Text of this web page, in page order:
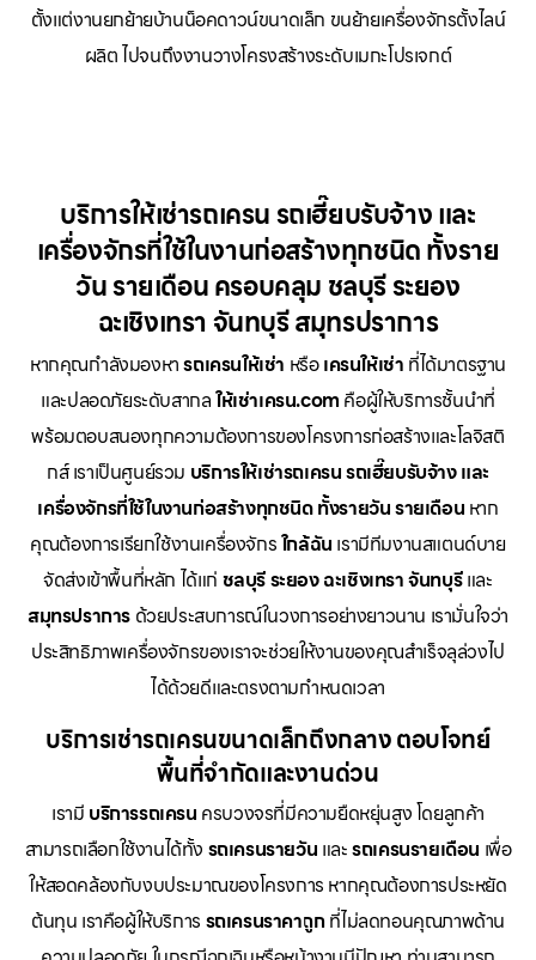
ตั้งแต่งานยกย้ายบ้านน็อคดาวน์ขนาดเล็ก ขนย้ายเครื่องจักรตั้งไลน์
ผลิต ไปจนถึงงานวางโครงสร้างระดับเมกะโปรเจกต์
บริการให้เช่ารถเครน รถเฮี๊ยบรับจ้าง และ
เครื่องจักรที่ใช้ในงานก่อสร้างทุกชนิด ทั้งราย
วัน รายเดือน ครอบคลุม ชลบุรี ระยอง
ฉะเชิงเทรา จันทบุรี สมุทรปราการ
หากคุณกำลังมองหารถเครนให้เช่า หรือเครนให้เช่า ที่ได้มาตรฐาน
และปลอดภัยระดับสากลให้เช่าเครน.com คือผู้ให้บริการชั้นนำที่
พร้อมตอบสนองทุกความต้องการของโครงการก่อสร้างและโลจิสติ
กส์ เราเป็นศูนย์รวม บริการให้เช่ารถเครน รถเฮี๊ยบรับจ้าง และ
เครื่องจักรที่ใช้ในงานก่อสร้างทุกชนิด ทั้งรายวัน รายเดือน หาก
คุณต้องการเรียกใช้งานเครื่องจักรใกล้ฉัน เรามีทีมงานสแตนด์บาย
จัดส่งเข้าพื้นที่หลัก ได้แก่ ชลบุรี ระยอง ฉะเชิงเทรา จันทบุรีและ
สมุทรปราการด้วยประสบการณ์ในวงการอย่างยาวนาน เรามั่นใจว่า
ประสิทธิภาพเครื่องจักรของเราจะช่วยให้งานของคุณสำเร็จลุล่วงไป
ได้ด้วยดีและตรงตามกำหนดเวลา
บริการเช่ารถเครนขนาดเล็กถึงกลาง ตอบโจทย์
พื้นที่จำกัดและงานด่วน
เรามี บริการรถเครน ครบวงจรที่มีความยืดหยุ่นสูง โดยลูกค้า
สามารถเลือกใช้งานได้ทั้ง รถเครนรายวัน และรถเครนรายเดือน เพื่อ
ให้สอดคล้องกับงบประมาณของโครงการ หากคุณต้องการประหยัด
ต้นทุน เราคือผู้ให้บริการ รถเครนราคาถูกที่ไม่ลดทอนคุณภาพด้าน